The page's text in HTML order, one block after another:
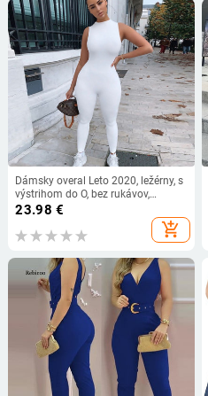
Dámsky overal Leto 2020, ležérny, s
výstrihom do O, bez rukávov,
ceruzkové nohavice, športové
dámsky overal
23.98 €
add_shopping_cart